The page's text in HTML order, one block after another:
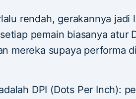
rendah, gerakannya jadi
pemain biasanya atur
mereka supaya performa
DPI (Dots Per Inch):